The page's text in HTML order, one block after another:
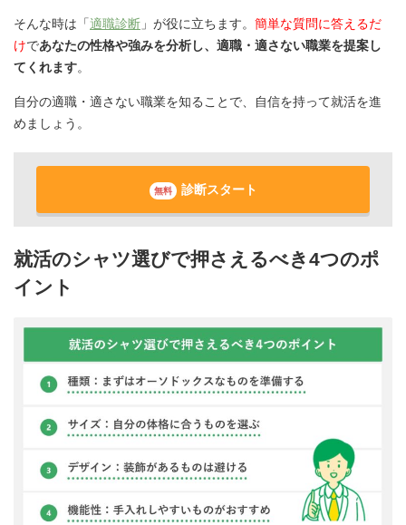
そんな時は「適職診断 」が役に立ちます。 簡単な質問に答えるだ
けであなたの性格や強みを分析し、適職・適さない職業を提案し
てくれます。
自分の適職・適さない職業を知ることで、自信を持って就活を進
めましょう。
無料 診断スタート
就活のシャツ選びで押さえるべき4つのポ
イント